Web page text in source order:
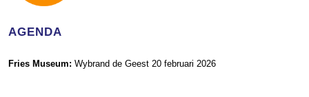
AGENDA
Fries Museum: Wybrand de Geest 20 februari 2026